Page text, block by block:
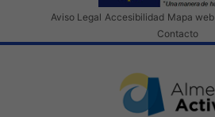
Aviso Legal Accesibilidad Mapa web
Contacto